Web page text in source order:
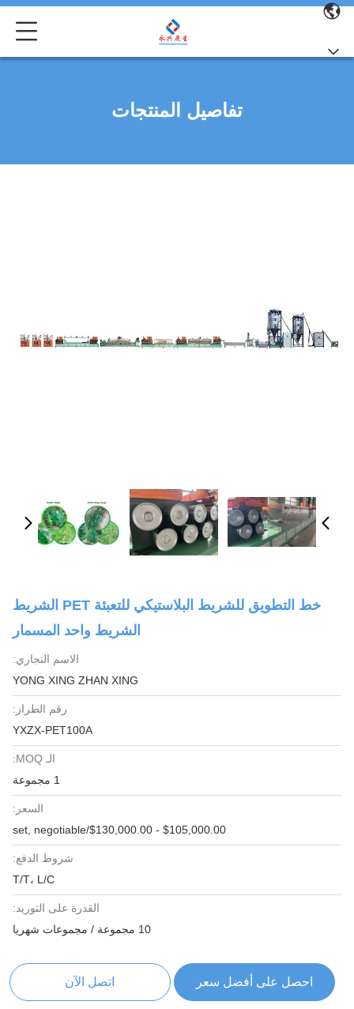
تفاصيل المنتجات
خط التطويق للشريط البلاستيكي للتعبئة PET الشريط
الشريط واحد المسمار
الاسم التجاري:
YONG XING ZHAN XING
رقم الطراز:
YXZX-PET100A
الـ MOQ:
1 مجموعة
السعر:
$105,000.00 - $130,000.00/set, negotiable
شروط الدفع:
T/T، L/C
القدرة على التوريد:
10 مجموعة / مجموعات شهريا
احصل على أفضل سعر اتصل الآن